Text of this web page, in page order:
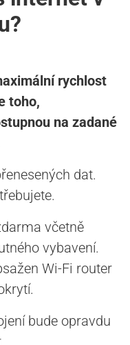
rychlost
toho,
na zadané
dat.
včetně
vybavení.
Wi-Fi router
bude opravdu